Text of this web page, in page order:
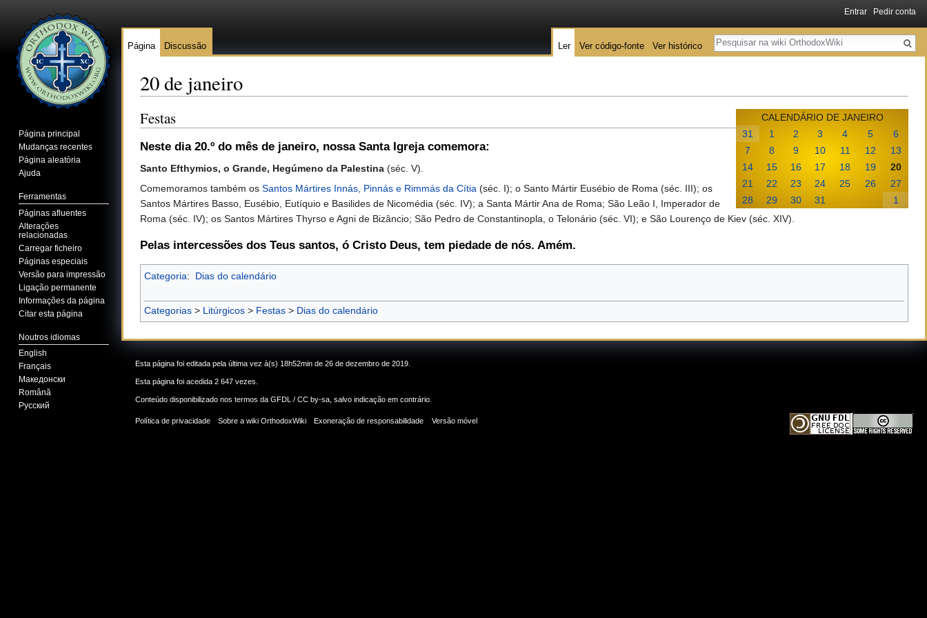
20 de janeiro
CALENDÁRIO DE JANEIRO
31
1 2 3 4 5
6
7
8 9 10 11 12
13
14
15 16 17 18 19
20
21
22 23 24 25 26
27
28
29 30 31 1
Festas
Neste dia 20.º do mês de janeiro, nossa Santa Igreja comemora:
Santo Efthymios, o Grande, Hegúmeno da Palestina (séc. V).
Comemoramos também os Santos Mártires Innás, Pinnás e Rimmás da Cítia (séc. I); o Santo Mártir Eusébio de Roma (séc. III); os
Santos Mártires Basso, Eusébio, Eutíquio e Basilides de Nicomédia (séc. IV); a Santa Mártir Ana de Roma; São Leão I, Imperador de
Roma (séc. IV); os Santos Mártires Thyrso e Agni de Bizâncio; São Pedro de Constantinopla, o Telonário (séc. VI); e São Lourenço de Kiev (séc. XIV).
Pelas intercessões dos Teus santos, ó Cristo Deus, tem piedade de nós. Amém.
Categoria: Dias do calendário
Categorias > Litúrgicos > Festas > Dias do calendário
Entrar Pedir conta
Página Discussão Ler Ver código-fonte Ver histórico
Pesquisa
Página principal
Mudanças recentes
Página aleatória
Ajuda
Ferramentas
Páginas afluentes
Alterações
relacionadas
Carregar ficheiro
Páginas especiais
Versão para impressão
Ligação permanente
Informações da página
Citar esta página
Noutros idiomas
English
Français
Македонски
Română
Русский
Esta página foi editada pela última vez à(s) 18h52min de 26 de dezembro de 2019.
Esta página foi acedida 2 647 vezes.
Conteúdo disponibilizado nos termos da GFDL / CC by-sa, salvo indicação em contrário.
Política de privacidade Sobre a wiki OrthodoxWiki Exoneração de responsabilidade Versão móvel